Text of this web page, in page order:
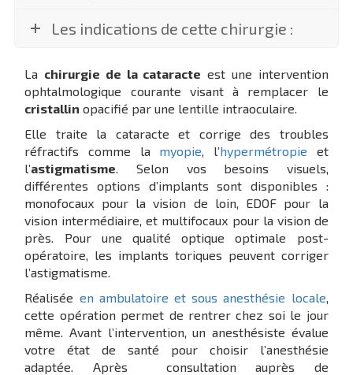
Les indications de cette chirurgie :
La chirurgie de la cataracte est une intervention
ophtalmologique courante visant à remplacer le
cristallin opacifié par une lentille intraoculaire.
Elle traite la cataracte et corrige des troubles
réfractifs comme la myopie , l’hypermétropie et
l’astigmatisme . Selon vos besoins visuels,
différentes options d’implants sont disponibles :
monofocaux pour la vision de loin, EDOF pour la
vision intermédiaire, et multifocaux pour la vision de
près. Pour une qualité optique optimale post-
opératoire, les implants toriques peuvent corriger
l’astigmatisme.
Réalisée en ambulatoire et sous anesthésie locale
cette opération permet de rentrer chez soi le jour
même. Avant l’intervention, un anesthésiste évalue
votre état de santé pour choisir l’anesthésie
adaptée. Après consultation auprès de